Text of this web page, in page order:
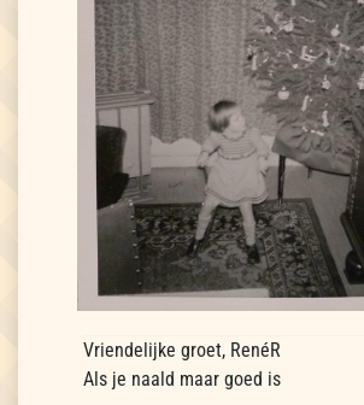
Vriendelijke groet, RenéR
Als je naald maar goed is